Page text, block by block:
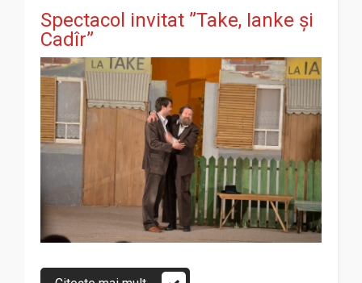
Spectacol invitat ”Take, Ianke și
Cadîr”